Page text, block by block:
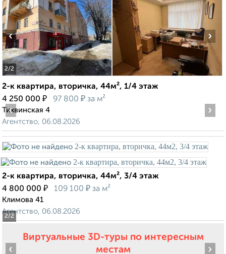
2/2
‹ ›
2-к квартира, вторичка, 44м², 1/4 этаж
4 250 000 ₽ 97 800 ₽ за м²
Тихвинская 4
Агентство, 06.08.2026
2/2
‹ ›
2-к квартира, вторичка, 44м², 3/4 этаж
4 800 000 ₽ 109 100 ₽ за м²
Климова 41
Агентство, 06.08.2026
Виртуальные 3D-туры по интересным
местам
‹ ›